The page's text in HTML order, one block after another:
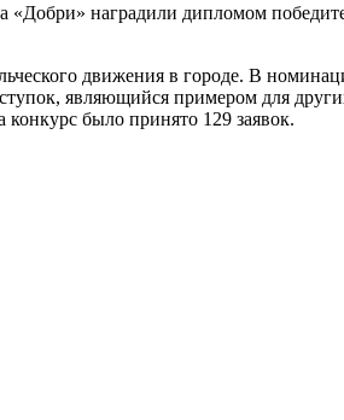
наградили дипломом
движения в городе. В
являющийся примером для
было принято 129 заявок.